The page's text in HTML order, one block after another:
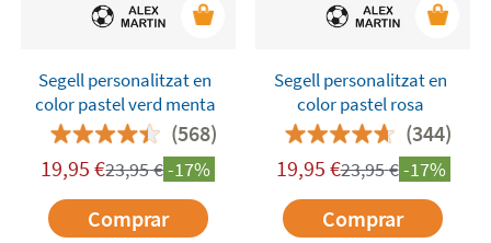
Segell personalitzat en
color pastel verd menta
(568)
19,95 €23,95€-17%
Comprar
​Segell personalitzat en
color pastel rosa
(344)
19,95 €23,95€-17%
Comprar